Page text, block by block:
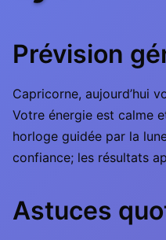
Prévision
Capricorne, aujourd’hui
Votre énergie est calme
horloge guidée par la
confiance; les résultats
Astuces